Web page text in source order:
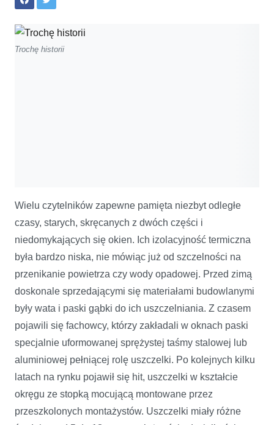
Trochę historii
Wielu czytelników zapewne pamięta niezbyt odległe
czasy, starych, skręcanych z dwóch części i
niedomykających się okien. Ich izolacyjność termiczna
była bardzo niska, nie mówiąc już od szczelności na
przenikanie powietrza czy wody opadowej. Przed zimą
doskonale sprzedającymi się materiałami budowlanymi
były wata i paski gąbki do ich uszczelniania. Z czasem
pojawili się fachowcy, którzy zakładali w oknach paski
specjalnie uformowanej sprężystej taśmy stalowej lub
aluminiowej pełniącej rolę uszczelki. Po kolejnych kilku
latach na rynku pojawił się hit, uszczelki w kształcie
okręgu ze stopką mocującą montowane przez
przeszkolonych montażystów. Uszczelki miały różne